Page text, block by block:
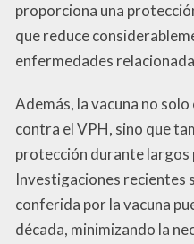
proporciona una
que reduce
enfermedades
Además, la vacuna no
contra el VPH, sino que
protección durante largos
Investigaciones recientes
conferida por la vacuna
década, minimizando la